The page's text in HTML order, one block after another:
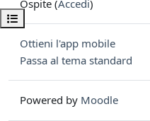
Apri indice del corso
Ospite (Accedi)
Ottieni l'app mobile
Passa al tema standard
Powered by Moodle